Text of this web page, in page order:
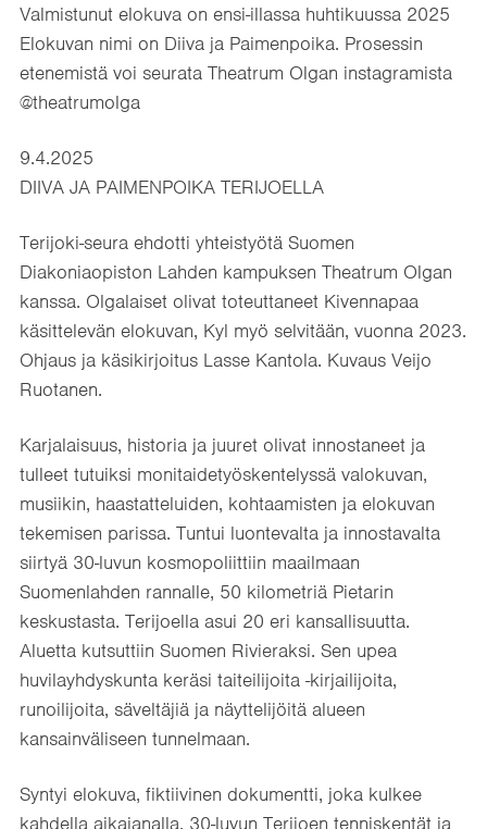
Valmistunut elokuva on ensi-illassa huhtikuussa 2025
Elokuvan nimi on Diiva ja Paimenpoika. Prosessin
etenemistä voi seurata Theatrum Olgan instagramista
@theatrumolga
9.4.2025
DIIVA JA PAIMENPOIKA TERIJOELLA
Terijoki-seura ehdotti yhteistyötä Suomen
Diakoniaopiston Lahden kampuksen Theatrum Olgan
kanssa. Olgalaiset olivat toteuttaneet Kivennapaa
käsittelevän elokuvan, Kyl myö selvitään, vuonna 2023.
Ohjaus ja käsikirjoitus Lasse Kantola. Kuvaus Veijo
Ruotanen.
Karjalaisuus, historia ja juuret olivat innostaneet ja
tulleet tutuiksi monitaidetyöskentelyssä valokuvan,
musiikin, haastatteluiden, kohtaamisten ja elokuvan
tekemisen parissa. Tuntui luontevalta ja innostavalta
siirtyä 30-luvun kosmopoliittiin maailmaan
Suomenlahden rannalle, 50 kilometriä Pietarin
keskustasta. Terijoella asui 20 eri kansallisuutta.
Aluetta kutsuttiin Suomen Rivieraksi. Sen upea
huvilayhdyskunta keräsi taiteilijoita -kirjailijoita,
runoilijoita, säveltäjiä ja näyttelijöitä alueen
kansainväliseen tunnelmaan.
Syntyi elokuva, fiktiivinen dokumentti, joka kulkee
kahdella aikajanalla. 30-luvun Terijoen tenniskentät ja